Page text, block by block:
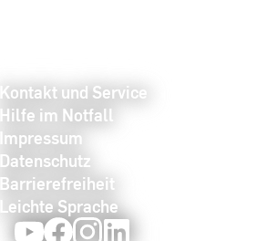
Kontakt und Service
Hilfe im Notfall
Impressum
Datenschutz
Barrierefreiheit
Leichte Sprache
YoutubeFacebookInstagram